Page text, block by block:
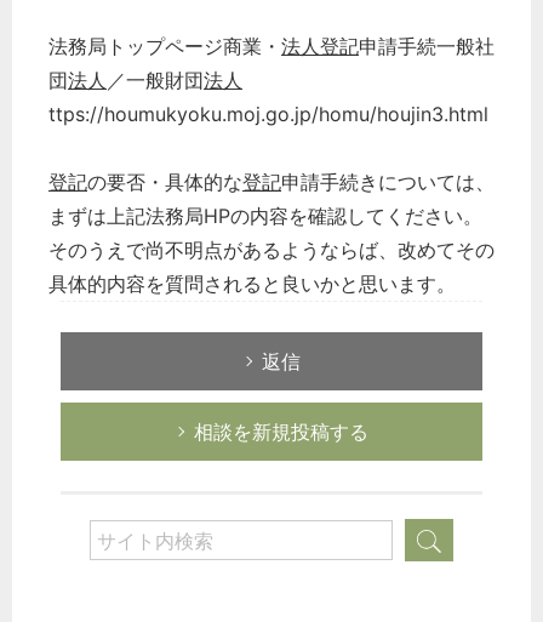
法務局トップページ商業・ 法人登記申請手続一般社
団法人 ／一般財団法人
ttps://houmukyoku.moj.go.jp/homu/houjin3.html
登記の要否・具体的な登記申請手続きについては、
まずは上記法務局HPの内容を確認してください。
そのうえで尚不明点があるようならば、改めてその
具体的内容を質問されると良いかと思います。
返信
相談を新規投稿する